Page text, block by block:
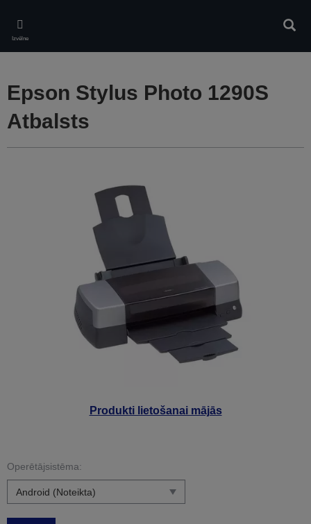
main
content
Izvēlne
Produkti lietošanai mājās
Epson Stylus Photo 1290S
Atbalsts
Operētājsistēma: